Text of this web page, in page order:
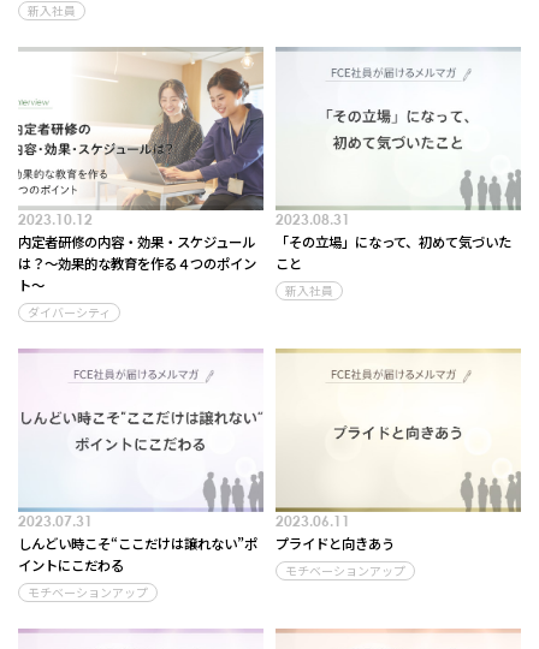
新入社員
2023.10.12
内定者研修の内容・効果・スケジュール
は？～効果的な教育を作る４つのポイン
ト～
ダイバーシティ
2023.08.31
「その立場」になって、初めて気づいた
こと
新入社員
2023.07.31
しんどい時こそ“ここだけは譲れない”ポ
イントにこだわる
モチベーションアップ
2023.06.11
プライドと向きあう
モチベーションアップ